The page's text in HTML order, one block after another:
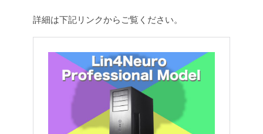
詳細は下記リンクからご覧ください。